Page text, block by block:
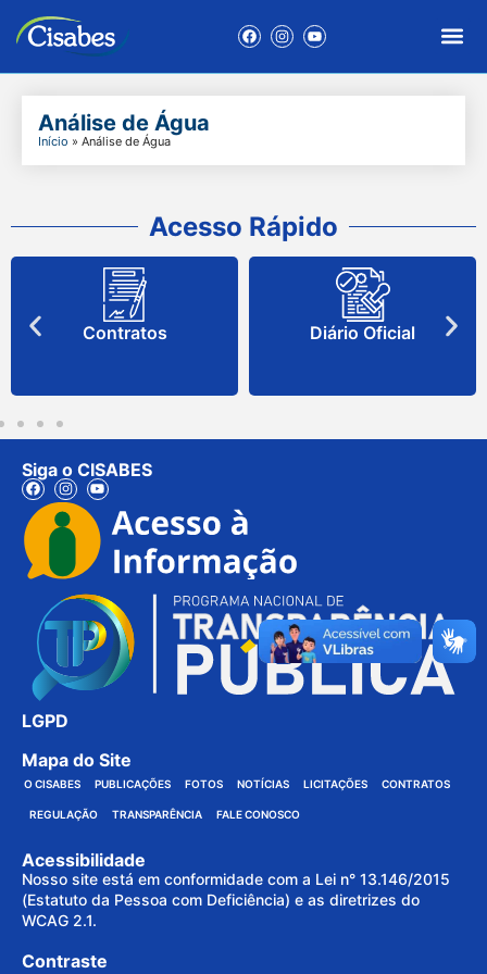
Análise de Água
Início » Análise de Água
Acesso Rápido
Contratos Diário Oficial
Siga o CISABES
LGPD
Mapa do Site
O CISABES PUBLICAÇÕES FOTOS NOTÍCIAS LICITAÇÕES CONTRATOS
REGULAÇÃO TRANSPARÊNCIA FALE CONOSCO
Acessibilidade
Nosso site está em conformidade com a Lei n° 13.146/2015
(Estatuto da Pessoa com Deficiência) e as diretrizes do
WCAG 2.1.
Contraste